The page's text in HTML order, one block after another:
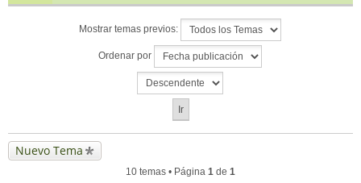
Mostrar temas previos:
Ordenar por
Nuevo Tema
10 temas • Página 1 de 1